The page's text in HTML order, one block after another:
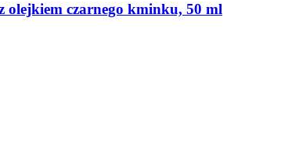
olejkiem czarnego kminku, 50 ml